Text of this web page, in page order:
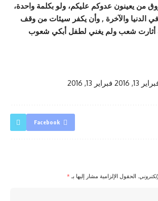
من يعينون عدوكم عليكم، ولو بكلمة واحدة،
الدنيا والآخرة , وأن يكفر سيئات من وقف
أثارت شعب ولم يغني لطفل أبكي شعوب
13, 2016 فبراير 13, 2016
Facebook
الحقول الإلزامية مشار إليها بـ *